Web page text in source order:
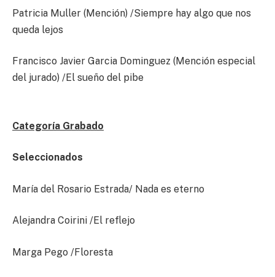
Patricia Muller (Mención) /Siempre hay algo que nos
queda lejos
Francisco Javier Garcia Dominguez (Mención especial
del jurado) /El sueño del pibe
Categoría Grabado
Seleccionados
María del Rosario Estrada/ Nada es eterno
Alejandra Coirini /El reflejo
Marga Pego /Floresta